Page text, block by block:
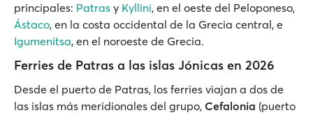
principales: Patras y Kyllini, en el oeste del Peloponeso,
Ástaco, en la costa occidental de la Grecia central, e
Igumenitsa, en el noroeste de Grecia.
Ferries de Patras a las islas Jónicas en 2026
Desde el puerto de Patras, los ferries viajan a dos de
las islas más meridionales del grupo, Cefalonia (puerto